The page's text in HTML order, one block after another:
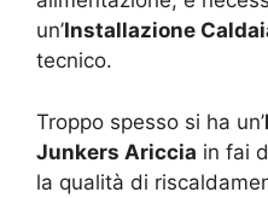
un’Installazione
tecnico.
Troppo spesso si ha un’
Junkers Ariccia in fai
la qualità di